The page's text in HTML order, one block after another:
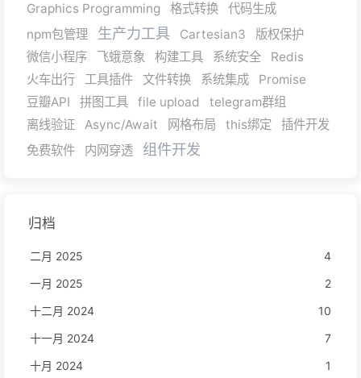
Graphics Programming
格式转换
代码生成
npm包管理
生产力工具 Cartesian3
版权保护
微信小程序
飞蛾意象 构建工具 系统安全
Redis
火车出行
工具插件 文件转换 系统集成
Promise
豆瓣API
拼图工具 file upload
telegram群组
离线验证
Async/Await 网格布局 this绑定
插件开发
免费软件
内网穿透 组件开发
归档
二月 2025
4
一月 2025
2
十二月 2024
10
十一月 2024
7
十月 2024
1